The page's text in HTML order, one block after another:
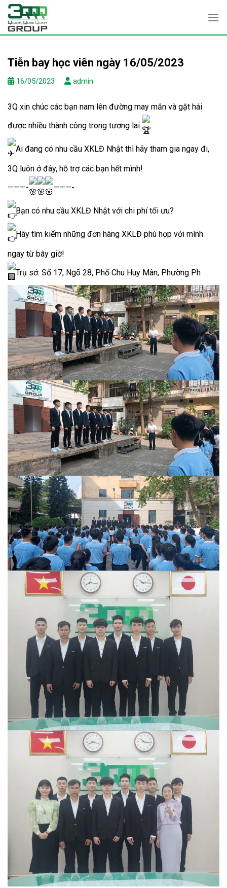
Skip
content
Tiễn bay học viên ngày 16/05/2023
16/05/2023 admin
3Q xin chúc các bạn nam lên đường may mắn và gặt hái
được nhiều thành công trong tương lai
Ai đang có nhu cầu XKLĐ Nhật thì hãy tham gia ngay đi,
3Q luôn ở đây, hỗ trợ các bạn hết mình!
———-
———-
Bạn có nhu cầu XKLĐ Nhật với chi phí tối ưu?
Hãy tìm kiếm những đơn hàng XKLĐ phù hợp với mình
ngay từ bây giờ!
Trụ sở: Số 17, Ngõ 28, Phố Chu Huy Mân, Phường Ph